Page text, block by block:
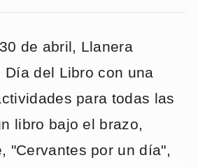
de abril, Llanera
Día del Libro con una
para todas las
libro bajo el brazo,
"Cervantes por un día",